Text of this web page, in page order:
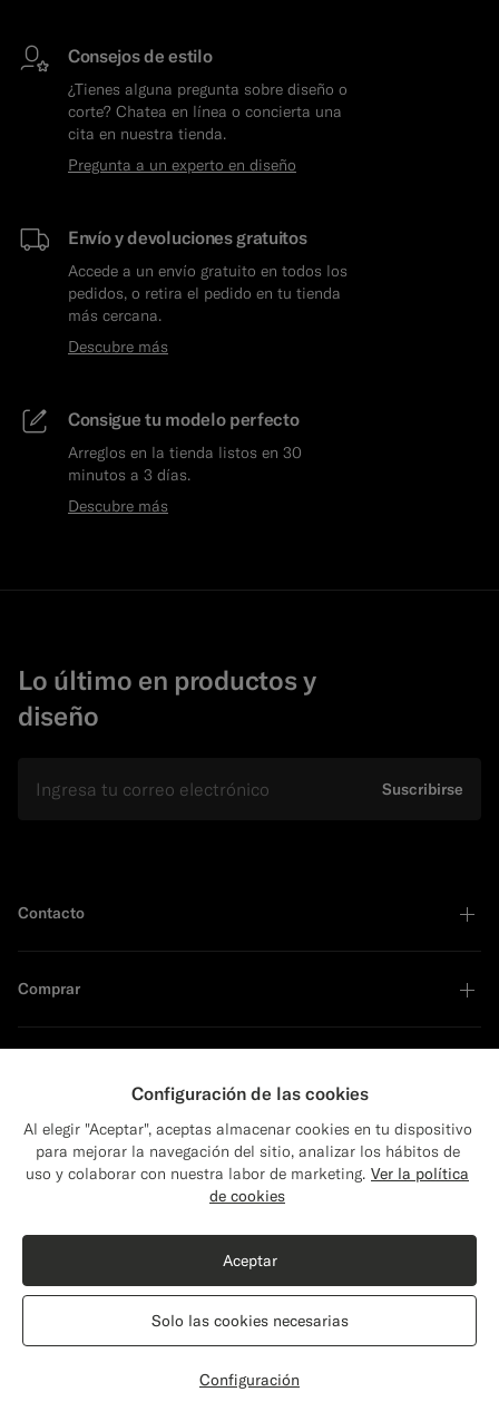
Comprar el look
Esmoquin Lazio tres piezas azul marino corte Tailored
Personalizar
Consejos de estilo
¿Tienes alguna pregunta sobre diseño o
corte? Chatea en línea o concierta una
cita en nuestra tienda.
Pregunta a un experto en diseño
Envío y devoluciones gratuitos
Accede a un envío gratuito en todos los
pedidos, o retira el pedido en tu tienda
más cercana.
Descubre más
Consigue tu modelo perfecto
Arreglos en la tienda listos en 30
minutos a 3 días.
Descubre más
Lo último en productos y
diseño
Suscribirse
Contacto
Comprar
Servicios
Líder en sostenibilidad
Close
Envío a: ¿Estados Unidos?
contenidos que sean pertinentes para ti.
Estados Unidos(USD)
Cambiar localización
Configuración de las cookies
Al elegir "Aceptar", aceptas almacenar cookies en tu dispositivo
para mejorar la navegación del sitio, analizar los hábitos de
uso y colaborar con nuestra labor de marketing. Ver la política
de cookies
Configuración
Solo las cookies necesarias
Aceptar